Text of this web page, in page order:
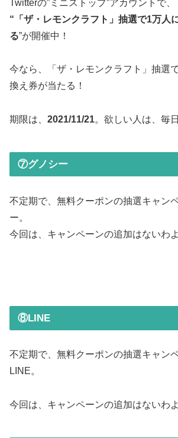
Twitterの”ミニストップ”アカウントで、
“「ザ・レモンクラフト」抽選で1万人
る”が開催中！
今なら、「ザ・レモンクラフト」抽選
換え券が当たる！
期限は、 2021/11/21。欲しい人は、毎
⑦グノシー
不定期で、無料クーポンの抽選キャン
ー。
今回は、キャンペーンの追加はないわ
⑧LINE
不定期で、無料クーポンの抽選キャン
LINE。
今回は、キャンペーンの追加はないわよ